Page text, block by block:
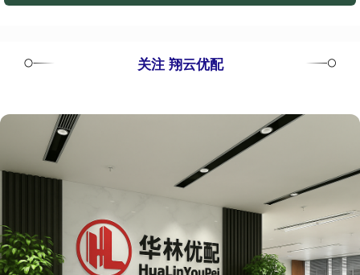
关注 翔云优配